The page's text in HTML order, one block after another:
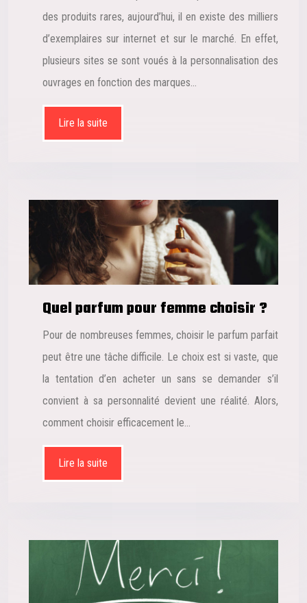
des produits rares, aujourd’hui, il en existe des milliers
d’exemplaires sur internet et sur le marché. En effet,
plusieurs sites se sont voués à la personnalisation des
ouvrages en fonction des marques…
Lire la suite
Quel parfum pour femme choisir ?
Pour de nombreuses femmes, choisir le parfum parfait
peut être une tâche difficile. Le choix est si vaste, que
la tentation d’en acheter un sans se demander s’il
convient à sa personnalité devient une réalité. Alors,
comment choisir efficacement le…
Lire la suite